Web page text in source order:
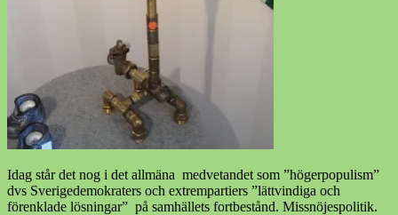
Idag står det nog i det allmäna medvetandet som ”högerpopulism”
dvs Sverigedemokraters och extrempartiers ”lättvindiga och
förenklade lösningar” på samhällets fortbestånd. Missnöjespolitik.